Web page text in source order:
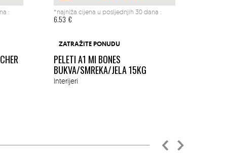
: *najniža cijena u posljednjih 30 dana :
6.53 €
ZATRAŽITE PONUDU
PELETI A1 MI BONES
BUKVA/SMREKA/JELA 15KG
Interijeri